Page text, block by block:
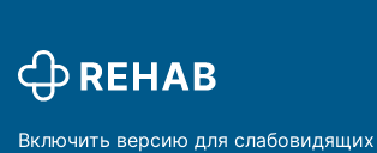
Включить версию для слабовидящих